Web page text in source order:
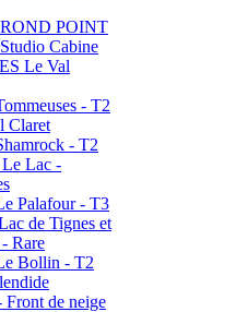
POINT
Cabine
Le Val
- T2
Claret
- T2
Lac -
Palafour - T3
de Tignes et
Rare
Bollin - T2
Front de neige